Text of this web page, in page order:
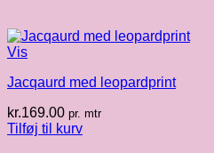
Vis
Jacqaurd med leopardprint
kr.169.00 pr. mtr
Tilføj til kurv